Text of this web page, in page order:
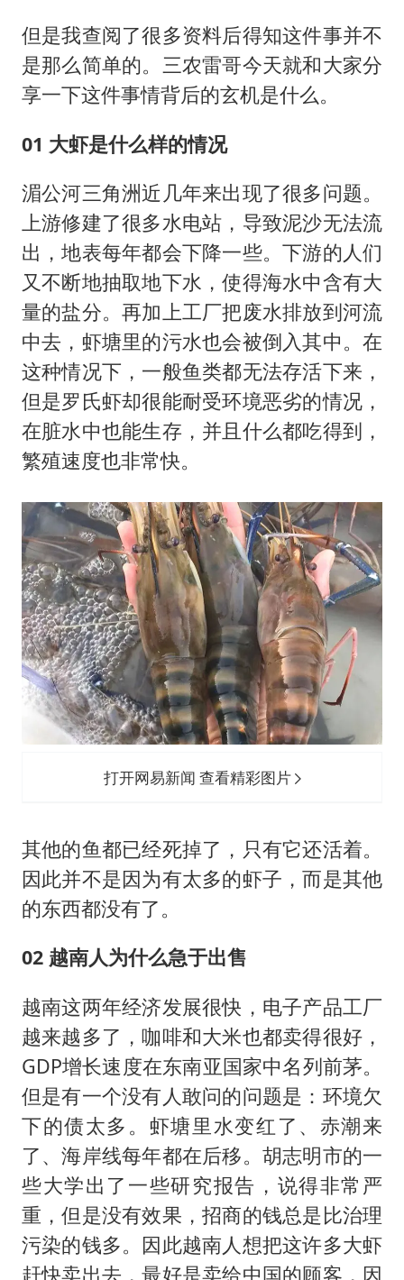
但是我查阅了很多资料后得知这件事并不
是那么简单的。三农雷哥今天就和大家分
享一下这件事情背后的玄机是什么。
01 大虾是什么样的情况
湄公河三角洲近几年来出现了很多问题。
上游修建了很多水电站，导致泥沙无法流
出，地表每年都会下降一些。下游的人们
又不断地抽取地下水，使得海水中含有大
量的盐分。再加上工厂把废水排放到河流
中去，虾塘里的污水也会被倒入其中。在
这种情况下，一般鱼类都无法存活下来，
但是罗氏虾却很能耐受环境恶劣的情况，
在脏水中也能生存，并且什么都吃得到，
繁殖速度也非常快。
打开网易新闻 查看精彩图片
其他的鱼都已经死掉了，只有它还活着。
因此并不是因为有太多的虾子，而是其他
的东西都没有了。
02 越南人为什么急于出售
越南这两年经济发展很快，电子产品工厂
越来越多了，咖啡和大米也都卖得很好，
GDP增长速度在东南亚国家中名列前茅。
但是有一个没有人敢问的问题是：环境欠
下的债太多。虾塘里水变红了、赤潮来
了、海岸线每年都在后移。胡志明市的一
些大学出了一些研究报告，说得非常严
重，但是没有效果，招商的钱总是比治理
污染的钱多。因此越南人想把这许多大虾
赶快卖出去，最好是卖给中国的顾客，因